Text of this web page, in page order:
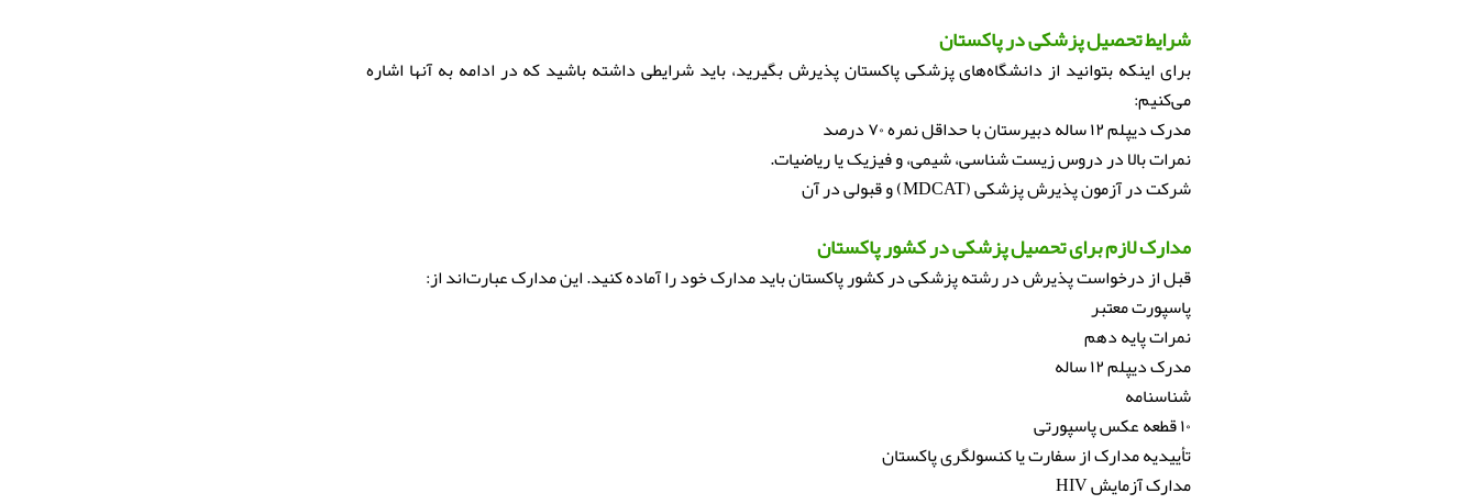
شرایط تحصیل پزشکی در پاکستان
برای اینکه بتوانید از دانشگاه‌های پزشکی پاکستان پذیرش بگیرید، باید شرایطی داشته باشید که در ادامه به آنها اشاره
می‌کنیم:
مدرک دیپلم ۱۲ ساله دبیرستان با حداقل نمره ۷۰ درصد
نمرات بالا در دروس زیست شناسی، شیمی، و فیزیک یا ریاضیات.
شرکت در آزمون پذیرش پزشکی (MDCAT) و قبولی در آن
مدارک لازم برای تحصیل پزشکی در کشور پاکستان
قبل از درخواست پذیرش در رشته پزشکی در کشور پاکستان باید مدارک خود را آماده کنید. این مدارک عبارت‌اند از:
پاسپورت معتبر
نمرات پایه دهم
مدرک دیپلم ۱۲ ساله
شناسنامه
۱۰ قطعه عکس پاسپورتی
تأییدیه مدارک از سفارت یا کنسولگری پاکستان
مدارک آزمایش HIV